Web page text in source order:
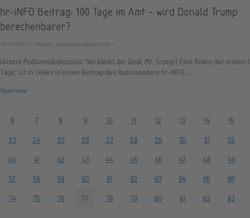
hr-iNFO Beitrag: 100 Tage im Amt - wird Donald Trump
berechenbarer?
04/22/2017 Medien, Veranstaltungsberichte
Unsere Podiumsdiskussion "Wo bleibt der Deal, Mr. Trump? Eine Bilanz der ersten
Tage" ist in Teilen in einen Beitrag des Radiosenders hr-iNFO…
Read more
6 7 8 9 10 11 12 13 14 15
23 24 25 26 27 28 29 30 31 32
40 41 42 43 44 45 46 47 48 49
57 58 59 60 61 62 63 64 65 66
74 75 76 77 78 79 80 81 82 83